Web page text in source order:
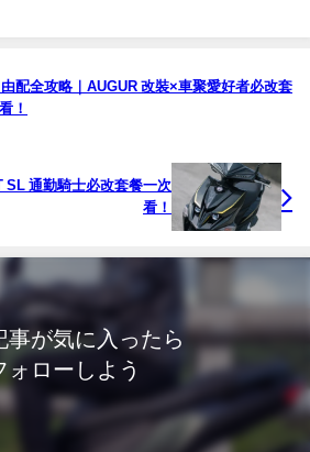
配全攻略｜AUGUR 改裝×車聚愛好者必改套
！
SL 通勤騎士必改套餐一次
看！
事が気に入ったら
ォローしよう